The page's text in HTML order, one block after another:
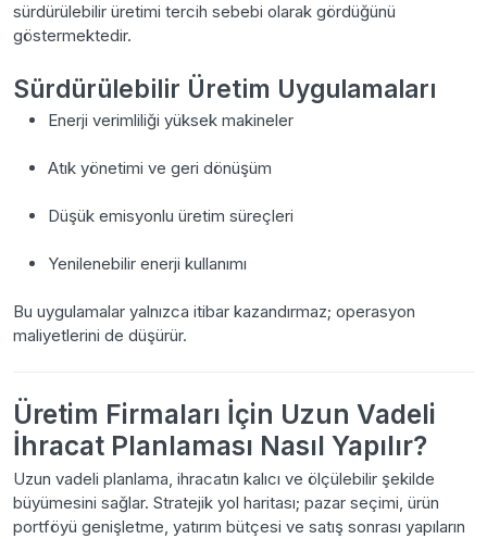
sürdürülebilir üretimi tercih sebebi olarak gördüğünü
göstermektedir.
Sürdürülebilir Üretim Uygulamaları
Enerji verimliliği yüksek makineler
Atık yönetimi ve geri dönüşüm
Düşük emisyonlu üretim süreçleri
Yenilenebilir enerji kullanımı
Bu uygulamalar yalnızca itibar kazandırmaz; operasyon
maliyetlerini de düşürür.
Üretim Firmaları İçin Uzun Vadeli
İhracat Planlaması Nasıl Yapılır?
Uzun vadeli planlama, ihracatın kalıcı ve ölçülebilir şekilde
büyümesini sağlar. Stratejik yol haritası; pazar seçimi, ürün
portföyü genişletme, yatırım bütçesi ve satış sonrası yapıların